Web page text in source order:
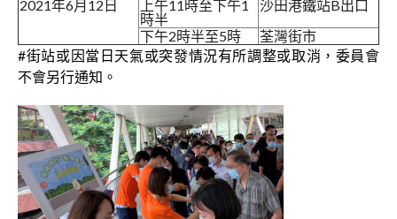
2021年6月12日
上午11時至下午1
時半
沙田港鐵站B出口
下午2時半至5時
荃灣街市
#街站或因當日天氣或突發情況有所調整或取消，委員會
不會另行通知。